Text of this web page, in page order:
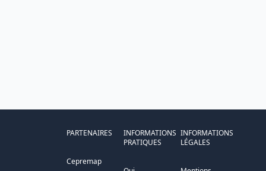
PARTENAIRES
Cepremap
INFORMATIONS
PRATIQUES
INFORMATIONS
LÉGALES